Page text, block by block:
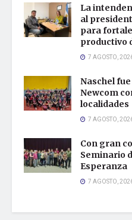
La
al
para
productivo
7 AGOSTO,
Naschel
Newcom
localidades
7 AGOSTO,
Con gran
Seminario
Esperanza
7 AGOSTO,